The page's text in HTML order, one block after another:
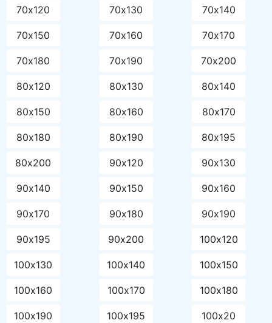
70х120 70х130 70х140
70х150 70х160 70х170
70х180 70х190 70х200
80х120 80х130 80х140
80х150 80х160 80х170
80х180 80х190 80х195
80х200 90х120 90х130
90х140 90х150 90х160
90х170 90х180 90х190
90х195 90х200 100х120
100х130 100х140 100х150
100х160 100х170 100х180
100х190 100х195
100х20